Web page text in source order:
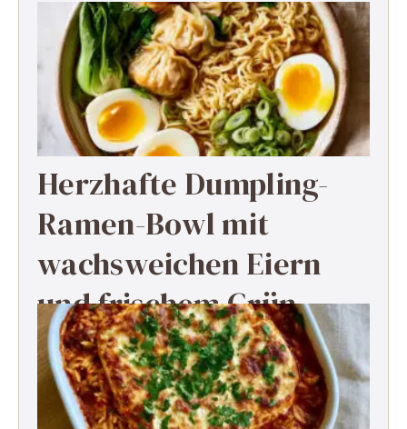
Herzhafte Dumpling-
Ramen-Bowl mit
wachsweichen Eiern
und frischem Grün